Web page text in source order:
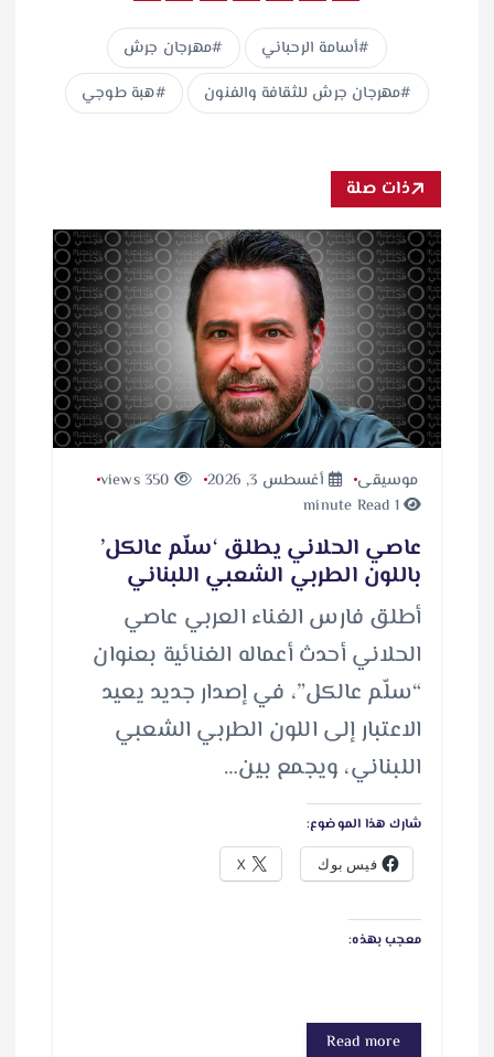
أسامة الرحباني
مهرجان جرش
مهرجان جرش للثقافة والفنون
هبة طوجي
ذات صلة
موسيقى أغسطس 3, 2026
1 minute Read
عاصي الحلاني يطلق ‘سلّم عالكل’
باللون الطربي الشعبي اللبناني
أطلق فارس الغناء العربي عاصي
الحلاني أحدث أعماله الغنائية بعنوان
“سلّم عالكل”، في إصدار جديد يعيد
الاعتبار إلى اللون الطربي الشعبي
اللبناني، ويجمع بين…
شارك هذا الموضوع:
فيس بوك X
معجب بهذه:
Read more